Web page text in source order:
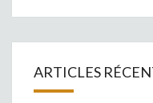
ARTICLES